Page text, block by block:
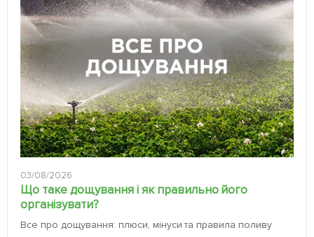
03/08/2026
Що таке дощування і як правильно його
організувати?
Все про дощування: плюси, мінуси та правила поливу